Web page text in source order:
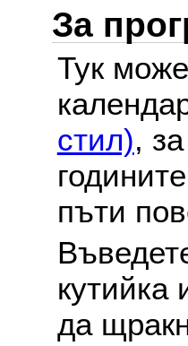
За
Тук
стил),
пъти
кутийка
да